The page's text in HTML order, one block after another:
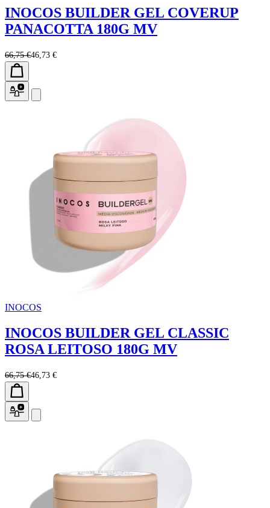
INOCOS BUILDER GEL COVERUP
PANACOTTA 180G MV
66,75 €46,73 €
INOCOS
INOCOS BUILDER GEL CLASSIC
ROSA LEITOSO 180G MV
66,75 €46,73 €